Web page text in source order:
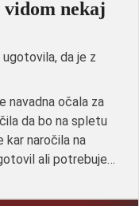
nekaj
navadna očala za
da bo na spletu
kar naročila na
ali potrebuje…